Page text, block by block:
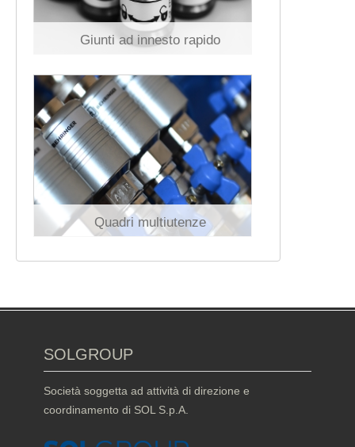
Giunti ad innesto rapido
Quadri multiutenze
SOLGROUP
Società soggetta ad attività di direzione e
coordinamento di SOL S.p.A.